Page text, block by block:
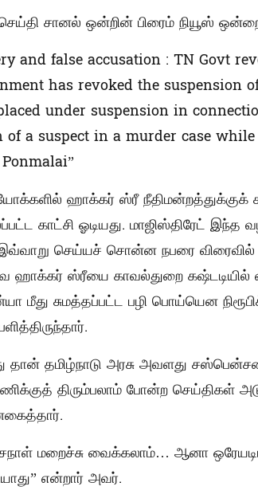
சானல் ஒன்றின் பிரைம் நியூஸ்
and false accusation : TN Govt
has revoked the suspension
under suspension in
of a suspect in a murder case
ஹாக்கர் ஸ்ரீ நீதிமன்றத்துக்குக்
காட்சி ஓடியது. மாஜிஸ்திரேட் இந்த
செய்யச் சொன்ன நபரை
ஹாக்கர் ஸ்ரீயை காவல்துறை
மீது சுமத்தப்பட்ட பழி பொய்யென
தமிழ்நாடு அரசு அவளது
திரும்பலாம் போன்ற செய்திகள்
மறைச்சு வைக்கலாம்… ஆனா
என்றார் அவர்.